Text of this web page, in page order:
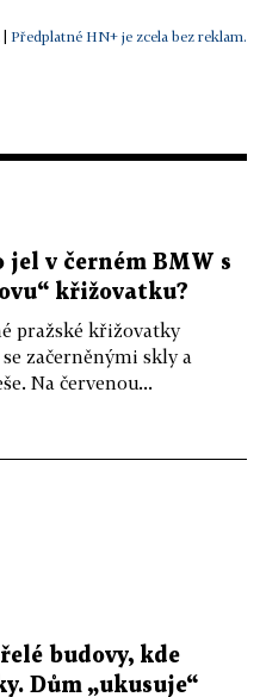
Předplatné HN+ je zcela bez reklam.
jel v černém BMW s
křižovatku?
pražské křižovatky
začerněnými skly a
Na červenou...
budovy, kde
Dům „ukusuje“